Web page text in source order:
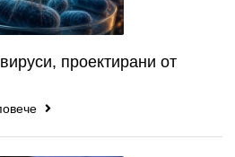
проектирани от